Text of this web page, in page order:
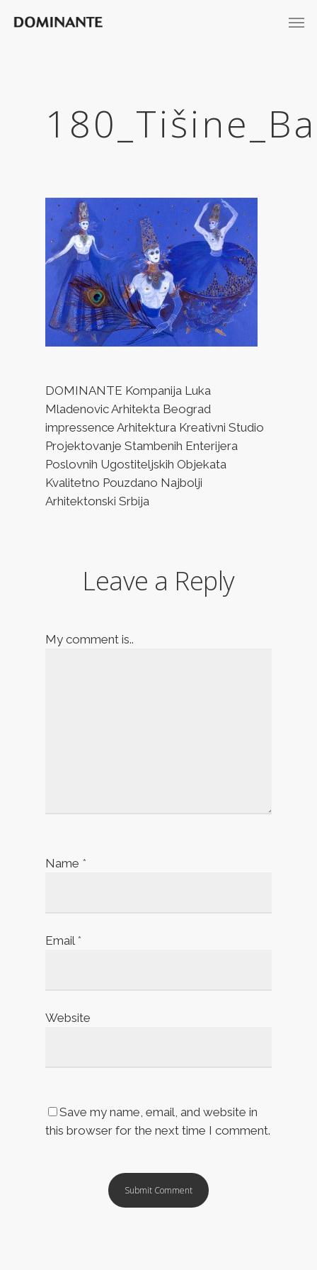
DOMINANTE Kompanija Luka
Mladenovic Arhitekta Beograd
impressence Arhitektura Kreativni Studio
Projektovanje Stambenih Enterijera
Poslovnih Ugostiteljskih Objekata
Kvalitetno Pouzdano Najbolji
Arhitektonski Srbija
Leave a Reply
My comment is..
Name *
Email *
Website
Save my name, email, and website in
this browser for the next time I comment.